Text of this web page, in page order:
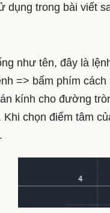
dụng trong bài viết
như tên, đây là
=> bấm phím
kính cho đường
Khi chọn điểm tâm